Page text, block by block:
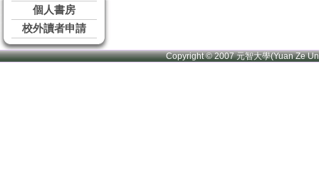
個人書房
校外讀者申請
Copyright © 2007 元智大學(Yuan Ze